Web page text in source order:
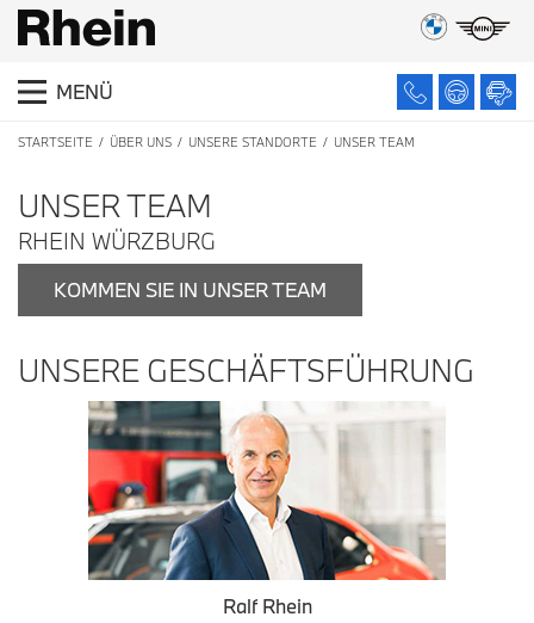
MENÜ
STARTSEITE ÜBER UNS UNSERE STANDORTE UNSER TEAM
UNSER TEAM
RHEIN WÜRZBURG
KOMMEN SIE IN UNSER TEAM
UNSERE GESCHÄFTSFÜHRUNG
Ralf Rhein